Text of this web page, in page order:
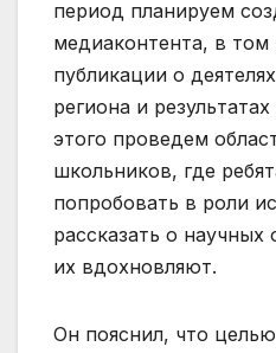
период планируем
медиаконтента, в том
публикации о
региона и
этого проведем
школьников, где
попробовать в роли
рассказать о
их вдохновляют.
Он пояснил, что